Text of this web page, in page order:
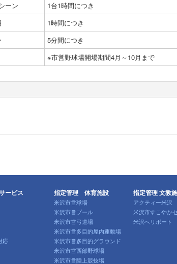
ーン
1台1時間につき
1時間につき
5分間につき
※市営野球場開場期間4月～10月まで
ービス
応
指定管理 体育施設
米沢市営球場
米沢市営プール
米沢市営弓道場
米沢市営多目的屋内運動場
米沢市営多目的グラウンド
米沢市営西部野球場
米沢市営陸上競技場
指定管理 文教
アクティー米沢
米沢市すこやか
米沢へリポート